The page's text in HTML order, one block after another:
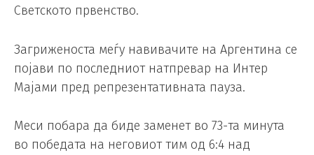
Светското првенство.
Загриженоста меѓу навивачите на Аргентина се
појави по последниот натпревар на Интер
Мајами пред репрезентативната пауза.
Меси побара да биде заменет во 73-та минута
во победата на неговиот тим од 6:4 над